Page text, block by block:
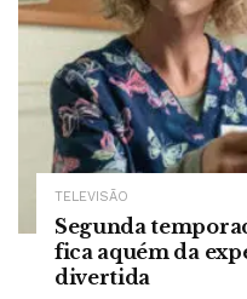
TELEVISÃO
Segunda
fica aquém da
divertida